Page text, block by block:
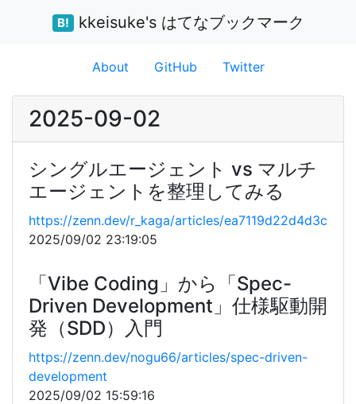
B! kkeisuke's はてなブックマーク
About GitHub Twitter
2025-09-02
シングルエージェント vs マルチ
エージェントを整理してみる
https://zenn.dev/r_kaga/articles/ea7119d22d4d3c
2025/09/02 23:19:05
「Vibe Coding」から「Spec-
Driven Development」仕様駆動開
発（SDD）入門
https://zenn.dev/nogu66/articles/spec-driven-
development
2025/09/02 15:59:16